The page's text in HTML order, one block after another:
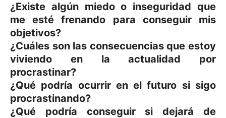
¿Existe algún miedo o inseguridad que
me esté frenando para conseguir mis
objetivos?
¿Cuáles son las consecuencias que estoy
viviendo en la actualidad por
procrastinar?
¿Qué podría ocurrir en el futuro si sigo
procrastinando?
¿Qué podría conseguir si dejará de